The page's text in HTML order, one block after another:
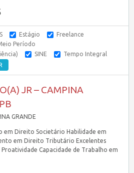
Estágio
Freelance
Período
SINE
Tempo Integral
JR – CAMPINA
GRANDE
em Direito Societário Habilidade em
em Direito Tributário Excelentes
Capacidade de Trabalho em